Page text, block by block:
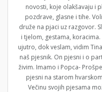
novosti, koje olakšavaju i
pozdrave, glasne i tihe.
druže na pjaci uz razgovor.
i tjelom, gestama,
ujutro, dok veslam, vidim
naš pjesnik. On pjesni i o
živim. Imamo i Popca-
pjesni na starom
Večinu svojih pjesama